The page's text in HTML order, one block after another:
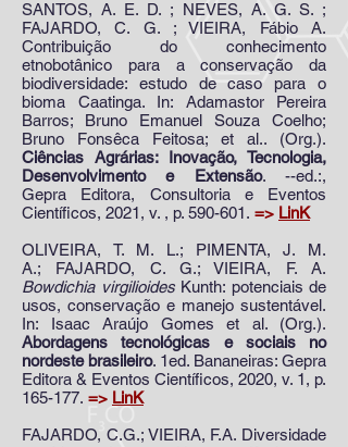
SANTOS, A. E. D. ; NEVES, A. G. S. ;
FAJARDO, C. G. ; VIEIRA, Fábio A.
Contribuição do conhecimento
etnobotânico para a conservação da
biodiversidade: estudo de caso para o
bioma Caatinga. In: Adamastor Pereira
Barros; Bruno Emanuel Souza Coelho;
Bruno Fonsêca Feitosa; et al.. (Org.).
Ciências Agrárias: Inovação, Tecnologia,
Desenvolvimento e Extensão. --ed.:,
Gepra Editora, Consultoria e Eventos
Científicos, 2021, v. , p. 590-601. => LinK
OLIVEIRA, T. M. L.; PIMENTA, J. M.
A.; FAJARDO, C. G.; VIEIRA, F. A.
Bowdichia virgilioidesKunth: potenciais de
usos, conservação e manejo sustentável.
In: Isaac Araújo Gomes et al. (Org.).
Abordagens tecnológicas e sociais no
nordeste brasileiro. 1ed. Bananeiras: Gepra
Editora & Eventos Científicos, 2020, v. 1, p.
165-177. => LinK
FAJARDO, C.G.; VIEIRA, F.A. Diversidade